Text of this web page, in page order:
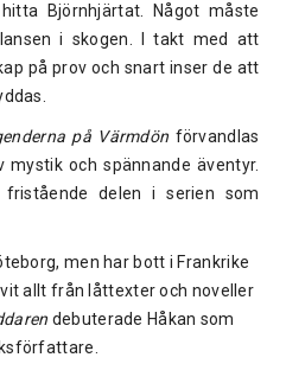
Björnhjärtat. Något måste
i skogen. I takt med att
på prov och snart inser de att
på Värmdön förvandlas
och spännande äventyr.
delen i serien som
men har bott i Frankrike
allt från låttexter och noveller
debuterade Håkan som